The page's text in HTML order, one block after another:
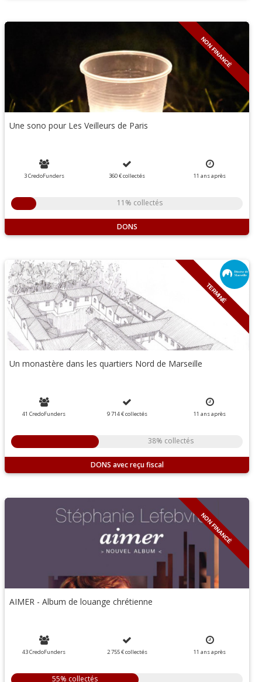
NON FINANCÉ
Une sono pour Les Veilleurs de Paris
3 CredoFunders 360 €collectés 11 ansaprès
11% collectés
DONS
TERMINÉ
Un monastère dans les quartiers Nord de Marseille
41 CredoFunders 9 714 €collectés 11 ansaprès
38% collectés
DONS
NON FINANCÉ
AIMER - Album de louange chrétienne
43 CredoFunders 2 755 €collectés 11 ansaprès
55% collectés